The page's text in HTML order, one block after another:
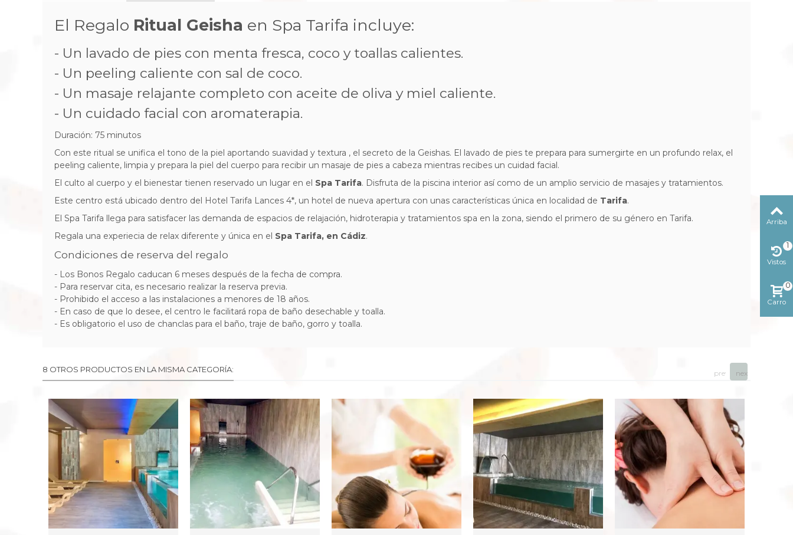
El Regalo Ritual Geisha en Spa Tarifa incluye:
- Un lavado de pies con menta fresca, coco y toallas calientes.
- Un peeling caliente con sal de coco.
- Un masaje relajante completo con aceite de oliva y miel caliente.
- Un cuidado facial con aromaterapia.
Duración: 75 minutos
Con este ritual se unifica el tono de la piel aportando suavidad y textura , el secreto de la Geishas. El lavado de pies te prepara para sumergirte en un profundo relax, el
peeling caliente, limpia y prepara la piel del cuerpo para recibir un masaje de pies a cabeza mientras recibes un cuidad facial.
El culto al cuerpo y el bienestar tienen reservado un lugar en el Spa Tarifa. Disfruta de la piscina interior así como de un amplio servicio de masajes y tratamientos.
Este centro está ubicado dentro del Hotel Tarifa Lances 4*, un hotel de nueva apertura con unas características única en localidad de Tarifa.
El Spa Tarifa llega para satisfacer las demanda de espacios de relajación, hidroterapia y tratamientos spa en la zona, siendo el primero de su género en Tarifa.
Regala una experiecia de relax diferente y única en el Spa Tarifa, en Cádiz.
Condiciones de reserva del regalo
- Los Bonos Regalo caducan 6 meses después de la fecha de compra.
- Para reservar cita, es necesario realizar la reserva previa.
- Prohibido el acceso a las instalaciones a menores de 18 años.
- En caso de que lo desee, el centro le facilitará ropa de baño desechable y toalla.
- Es obligatorio el uso de chanclas para el baño, traje de baño, gorro y toalla.
8 OTROS PRODUCTOS EN LA MISMA CATEGORÍA: prev next
Arriba
Vistos
1
Carro
0